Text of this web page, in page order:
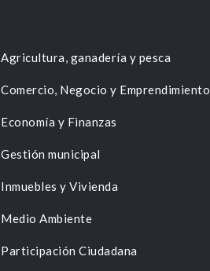
Agricultura, ganadería y pesca
Comercio, Negocio y Emprendimiento
Economía y Finanzas
Gestión municipal
Inmuebles y Vivienda
Medio Ambiente
Participación Ciudadana